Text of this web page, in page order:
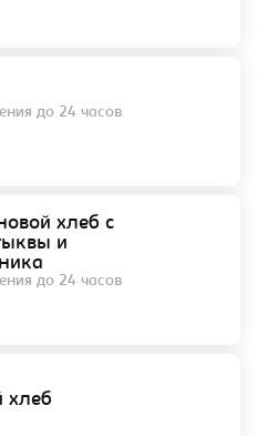
до 24 часов
хлеб с
и
до 24 часов
хлеб